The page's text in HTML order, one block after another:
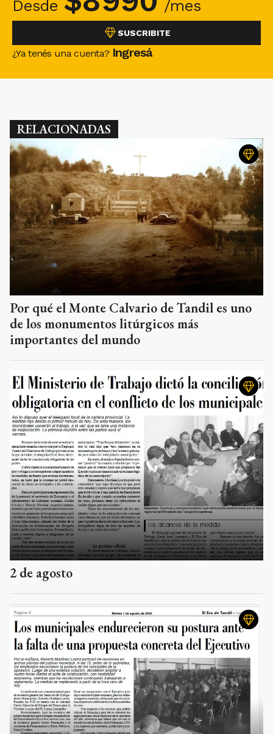
Desde /mes
SUSCRIBITE
¿Ya tenés una cuenta? Ingresá
RELACIONADAS
Por qué el Monte Calvario de Tandil es uno
de los monumentos litúrgicos más
importantes del mundo
2 de agosto